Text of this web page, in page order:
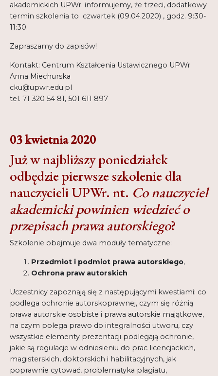
akademickich UPWr. informujemy, że trzeci, dodatkowy
termin szkolenia to czwartek (09.04.2020) , godz. 9:30-
11:30.
Zapraszamy do zapisów!
Kontakt: Centrum Kształcenia Ustawicznego UPWr
Anna Miechurska
cku@upwr.edu.pl
tel. 71 320 54 81, 501 611 897
03 kwietnia 2020
Już w najbliższy poniedziałek
odbędzie pierwsze szkolenie dla
nauczycieli UPWr. nt. Co nauczyciel
akademicki powinien wiedzieć o
przepisach prawa autorskiego?
Szkolenie obejmuje dwa moduły tematyczne:
Przedmiot i podmiot prawa autorskiego,
Ochrona praw autorskich
Uczestnicy zapoznają się z następującymi kwestiami: co
podlega ochronie autorskoprawnej, czym się różnią
prawa autorskie osobiste i prawa autorskie majątkowe,
na czym polega prawo do integralności utworu, czy
wszystkie elementy prezentacji podlegają ochronie,
jakie są regulacje w odniesieniu do prac licencjackich,
magisterskich, doktorskich i habilitacyjnych, jak
poprawnie cytować, problematyka plagiatu,